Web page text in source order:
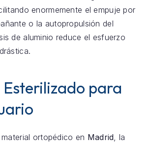
enormemente el empuje por
o la autopropulsión del
de aluminio reduce el esfuerzo
para
ortopédico en Madrid, la